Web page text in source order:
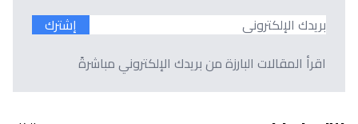
إشترك
اقرأ المقالات البارزة من بريدك الإلكتروني مباشرةً